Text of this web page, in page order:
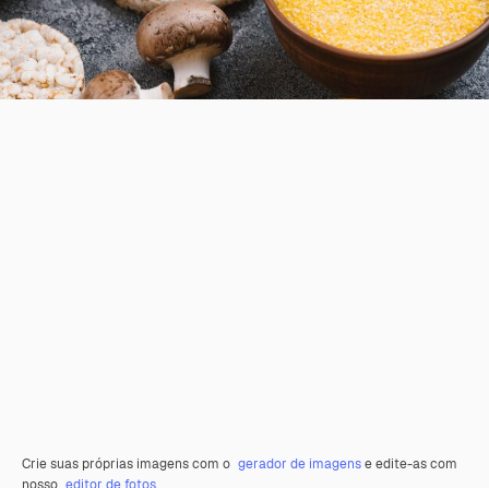
Crie suas próprias imagens com o gerador de imagense edite-as com